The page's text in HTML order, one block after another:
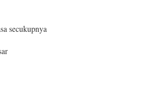
secukupnya